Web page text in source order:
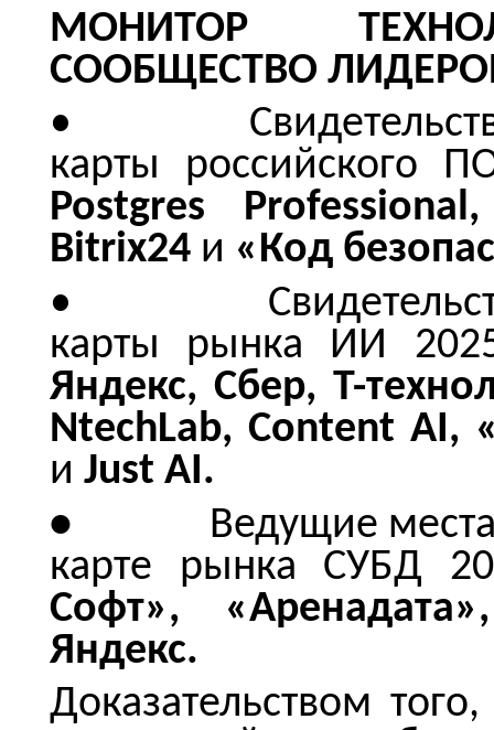
МОНИТОР
СООБЩЕСТВО
• Свидетельства
карты российского
Postgres
Bitrix24 и «Код
• Свидетельств
карты рынка ИИ
Яндекс, Сбер, Т-
NtechLab, Content AI,
и Just AI.
• Ведущие
карте рынка СУБД
Софт»,
Яндекс.
Доказательством